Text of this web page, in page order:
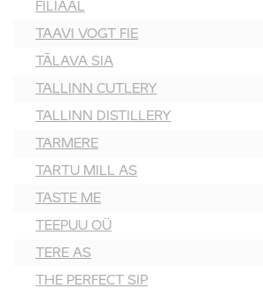
FILIAAL
TAAVI VOGT FIE
TĀLAVA SIA
TALLINN CUTLERY
TALLINN DISTILLERY
TARMERE
TARTU MILL AS
TASTE ME
TEEPUU OÜ
TERE AS
THE PERFECT SIP